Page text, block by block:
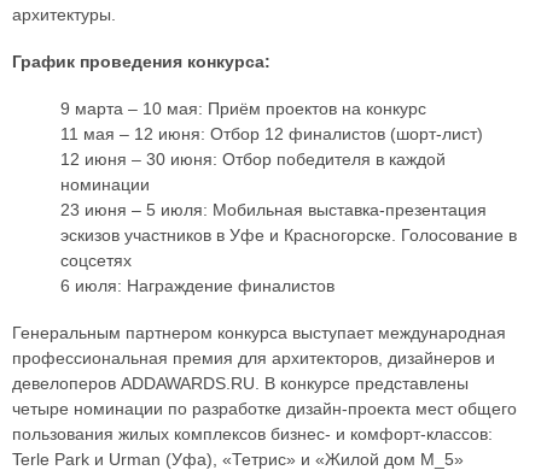
архитектуры.
График проведения конкурса:
9 марта – 10 мая: Приём проектов на конкурс
11 мая – 12 июня: Отбор 12 финалистов (шорт-лист)
12 июня – 30 июня: Отбор победителя в каждой
номинации
23 июня – 5 июля: Мобильная выставка-презентация
эскизов участников в Уфе и Красногорске. Голосование в
соцсетях
6 июля: Награждение финалистов
Генеральным партнером конкурса выступает международная
профессиональная премия для архитекторов, дизайнеров и
девелоперов ADDAWARDS.RU. В конкурсе представлены
четыре номинации по разработке дизайн-проекта мест общего
пользования жилых комплексов бизнес- и комфорт-классов:
Terle Park и Urman (Уфа), «Тетрис» и «Жилой дом М_5»